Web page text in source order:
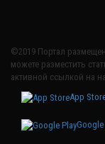
©2019 Портал
можете разместить
активной ссылкой на
App
Google